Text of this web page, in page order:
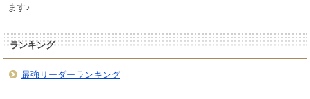
ます♪
ランキング
最強リーダーランキング